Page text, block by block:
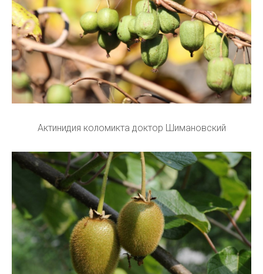
Актинидия коломикта доктор Шимановский